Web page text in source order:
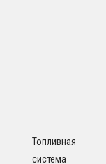
Топливная
система